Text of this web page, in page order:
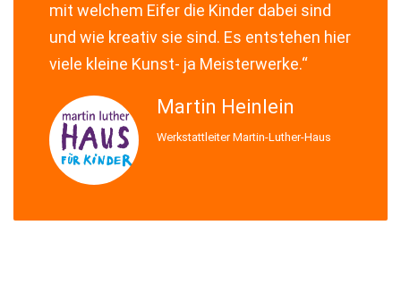
mit welchem Eifer die Kinder dabei sind
und wie kreativ sie sind. Es entstehen hier
viele kleine Kunst- ja Meisterwerke.“
Martin Heinlein
Werkstattleiter Martin-Luther-Haus